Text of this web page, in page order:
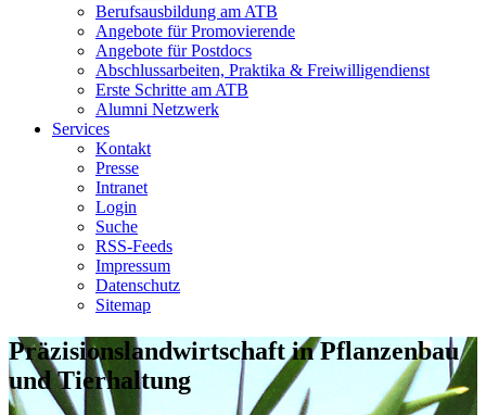
Berufsausbildung am ATB
Angebote für Promovierende
Angebote für Postdocs
Abschlussarbeiten, Praktika & Freiwilligendienst
Erste Schritte am ATB
Alumni Netzwerk
Services
Kontakt
Presse
Intranet
Login
Suche
RSS-Feeds
Impressum
Datenschutz
Sitemap
Präzisionslandwirtschaft in Pflanzenbau
und Tierhaltung